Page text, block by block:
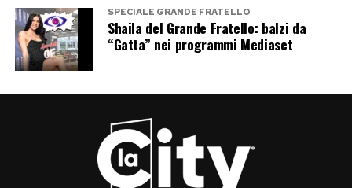
e lontano dai riflettori. Dodi al-Fayed, invece,
potrebbe essere stato il simbolo di una nuova
vita possibile, fatta di libertà, viaggi e forse
Il resto appartiene alle ipotesi, alle
testimonianze e alle ricostruzioni.
Ed è proprio questo che continua ad alimentare
SPECIALE GRANDE FRATELLO
Shaila del Grande Fratello: balzi da
“Gatta” nei programmi Mediaset